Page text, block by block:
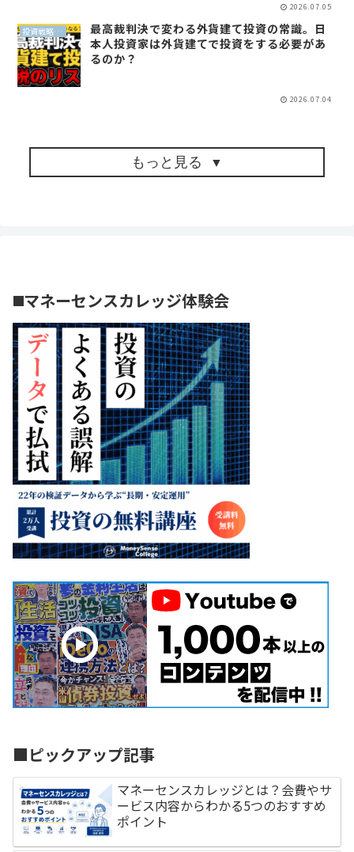
2026.07.05
投資戦略（全世界投資）
最高裁判決で変わる外貨建て投資の常識。日
本人投資家は外貨建てで投資をする必要があ
るのか？
2026.07.04
もっと見る
◼️マネーセンスカレッジ体験会
■ピックアップ記事
マネーセンスカレッジとは？会費やサ
ービス内容からわかる5つのおすすめ
ポイント